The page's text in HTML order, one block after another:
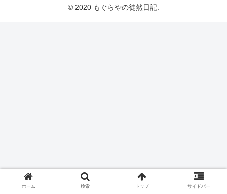
© 2020 もぐらやの徒然日記.
ホーム 検索 トップ サイドバー